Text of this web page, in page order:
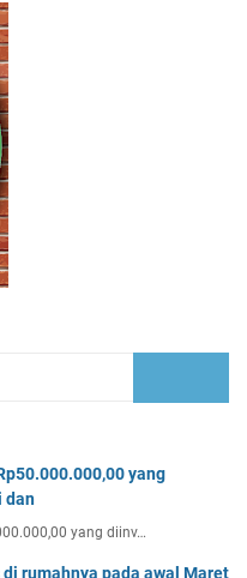
yang
dan
yang diinv…
rumahnya pada awal Maret